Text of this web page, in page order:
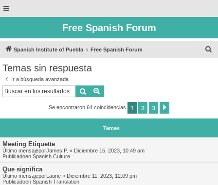
Free Spanish Forum
Spanish Institute of Puebla Free Spanish Forum
Temas sin respuesta
Ir a búsqueda avanzada
Buscar
Se encontraron 64 coincidencias 1 2 3
Temas
Meeting Etiquette
Último mensajeporJames P. « Diciembre 15, 2023, 10:49 am
Publicadoen Spanish Culture
Que significa
Último mensajeporLaurie « Diciembre 11, 2023, 12:09 pm
Publicadoen Spanish Translation